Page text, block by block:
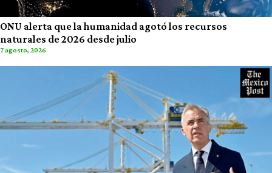
ONU alerta que la humanidad agotó los recursos
naturales de 2026 desde julio
7 agosto, 2026